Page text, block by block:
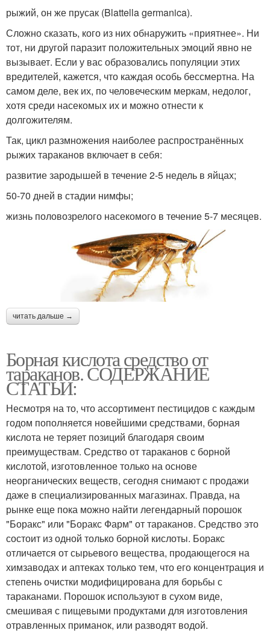
рыжий, он же прусак (Blattella germanica).
Сложно сказать, кого из них обнаружить «приятнее». Ни
тот, ни другой паразит положительных эмоций явно не
вызывает. Если у вас образовались популяции этих
вредителей, кажется, что каждая особь бессмертна. На
самом деле, век их, по человеческим меркам, недолог,
хотя среди насекомых их и можно отнести к
долгожителям.
Так, цикл размножения наиболее распространённых
рыжих тараканов включает в себя:
развитие зародышей в течение 2-5 недель в яйцах;
50-70 дней в стадии нимфы;
жизнь половозрелого насекомого в течение 5-7 месяцев.
читать дальше →
Борная кислота средство от
тараканов. СОДЕРЖАНИЕ
СТАТЬИ:
Несмотря на то, что ассортимент пестицидов с каждым
годом пополняется новейшими средствами, борная
кислота не теряет позиций благодаря своим
преимуществам. Средство от тараканов с борной
кислотой, изготовленное только на основе
неорганических веществ, сегодня снимают с продажи
даже в специализированных магазинах. Правда, на
рынке еще пока можно найти легендарный порошок
"Боракс" или "Боракс Фарм" от тараканов. Средство это
состоит из одной только борной кислоты. Боракс
отличается от сырьевого вещества, продающегося на
химзаводах и аптеках только тем, что его концентрация и
степень очистки модифицирована для борьбы с
тараканами. Порошок используют в сухом виде,
смешивая с пищевыми продуктами для изготовления
отравленных приманок, или разводят водой.